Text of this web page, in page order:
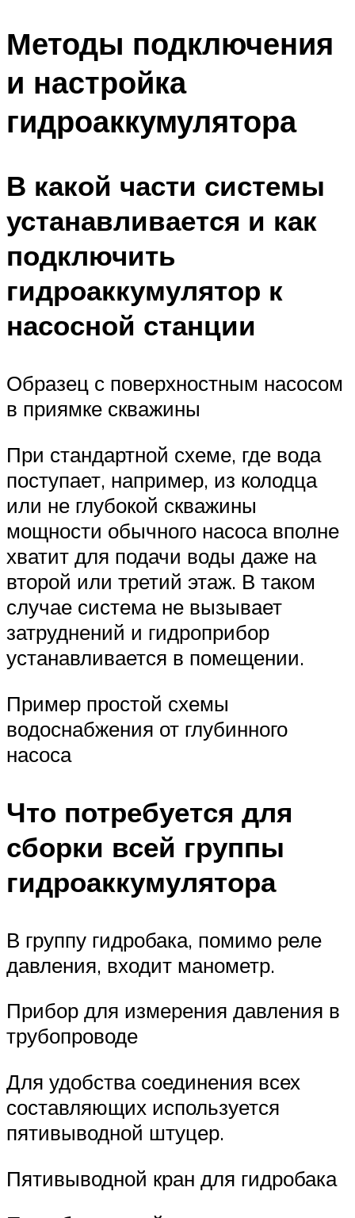
Методы подключения
и настройка
гидроаккумулятора
В какой части системы
устанавливается и как
подключить
гидроаккумулятор к
насосной станции
Образец с поверхностным насосом
в приямке скважины
При стандартной схеме, где вода
поступает, например, из колодца
или не глубокой скважины
мощности обычного насоса вполне
хватит для подачи воды даже на
второй или третий этаж. В таком
случае система не вызывает
затруднений и гидроприбор
устанавливается в помещении.
Пример простой схемы
водоснабжения от глубинного
насоса
Что потребуется для
сборки всей группы
гидроаккумулятора
В группу гидробака, помимо реле
давления, входит манометр.
Прибор для измерения давления в
трубопроводе
Для удобства соединения всех
составляющих используется
пятивыводной штуцер.
Пятивыводной кран для гидробака